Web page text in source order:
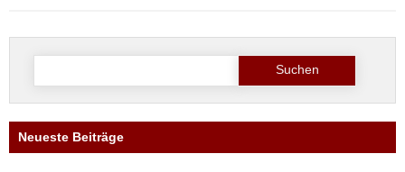
Suche
Neueste Beiträge